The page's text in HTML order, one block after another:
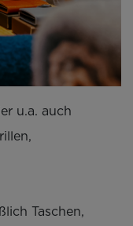
u.a. auch
Taschen,